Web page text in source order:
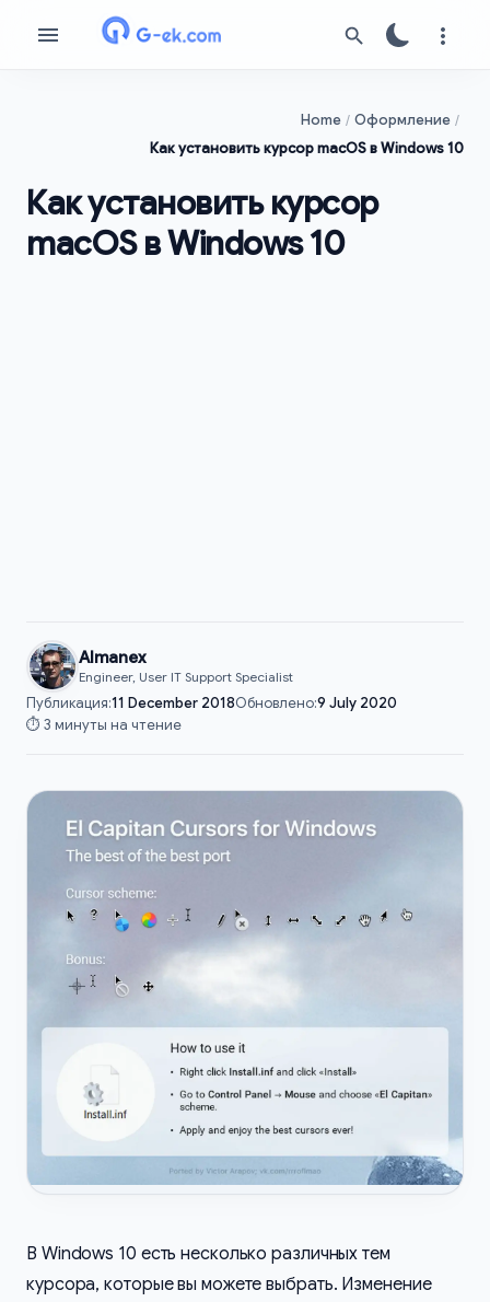
Home
Оформление
Как установить курсор macOS в Windows 10
Как установить курсор
macOS в Windows 10
Almanex
Engineer, User IT Support Specialist
Публикация:11 December 2018Обновлено:9 July 2020
⏱️ 3 минуты на чтение
В Windows 10 есть несколько различных тем
курсора, которые вы можете выбрать. Изменение